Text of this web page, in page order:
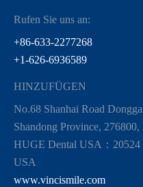
Rufen Sie uns an:
+86-633-2277268
+1-626-6936589
HINZUFÜGEN
No.68 Shanhai Road
Shandong Province, 276800,
HUGE Dental USA：20524
USA
www.vincismile.com